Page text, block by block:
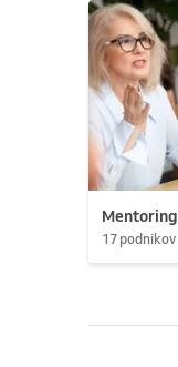
Mentoring
17 podnikov